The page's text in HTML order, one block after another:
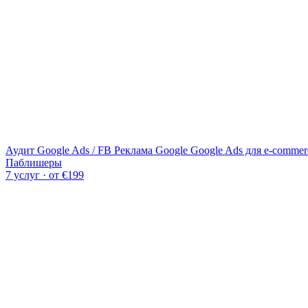
Аудит Google Ads / FB Реклама Google Google Ads для e-
Паблишеры
7 услуг · от €199